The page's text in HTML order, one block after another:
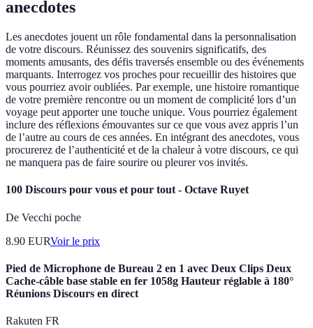
anecdotes
Les anecdotes jouent un rôle fondamental dans la personnalisation
de votre discours. Réunissez des souvenirs significatifs, des
moments amusants, des défis traversés ensemble ou des événements
marquants. Interrogez vos proches pour recueillir des histoires que
vous pourriez avoir oubliées. Par exemple, une histoire romantique
de votre première rencontre ou un moment de complicité lors d’un
voyage peut apporter une touche unique. Vous pourriez également
inclure des réflexions émouvantes sur ce que vous avez appris l’un
de l’autre au cours de ces années. En intégrant des anecdotes, vous
procurerez de l’authenticité et de la chaleur à votre discours, ce qui
ne manquera pas de faire sourire ou pleurer vos invités.
100 Discours pour vous et pour tout - Octave Ruyet
De Vecchi poche
8.90 EURVoir le prix
Pied de Microphone de Bureau 2 en 1 avec Deux Clips Deux
Cache-câble base stable en fer 1058g Hauteur réglable à 180°
Réunions Discours en direct
Rakuten FR